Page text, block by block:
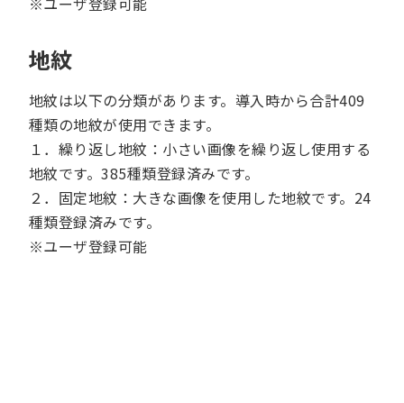
地紋
地紋は以下の分類があります。導入時から合計409
種類の地紋が使用できます。
１．繰り返し地紋：小さい画像を繰り返し使用する
地紋です。385種類登録済みです。
２．固定地紋：大きな画像を使用した地紋です。24
種類登録済みです。
※ユーザ登録可能